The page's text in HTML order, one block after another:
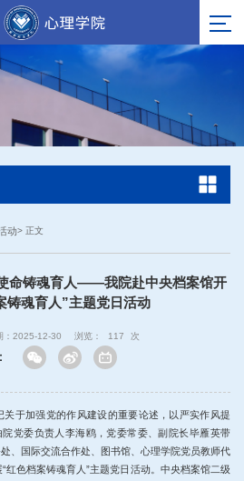
动> 正文
命铸魂育人——我院赴中央档案馆开
铸魂育人”主题党日活动
：2025-12-30 浏览： 117 次
关于加强党的作风建设的重要论述，以严实作风提
党委负责人李海鸥，党委常委、副院长毕雁英带
、国际交流合作处、图书馆、心理学院党员教师代
红色档案铸魂育人”主题党日活动。中央档案馆二级